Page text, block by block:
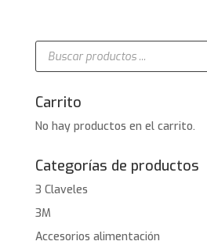
Búsqueda
productos
Carrito
No hay productos en el carrito.
Categorías de productos
3 Claveles
3M
Accesorios alimentación